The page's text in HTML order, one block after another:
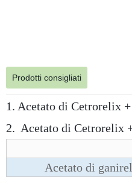
Prodotti consigliati
1. Acetato di Cetrorelix +
2. Acetato di Cetrorelix
Acetato di